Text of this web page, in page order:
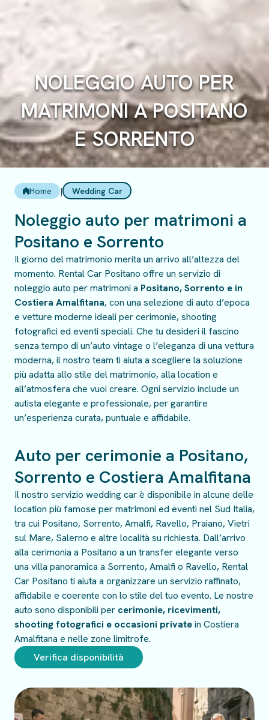
NOLEGGIO AUTO PER
MATRIMONI A POSITANO
E SORRENTO
Home | Wedding Car
Noleggio auto per matrimoni a
Positano e Sorrento
Il giorno del matrimonio merita un arrivo all’altezza del
momento. Rental Car Positano offre un servizio di
noleggio auto per matrimoni a Positano, Sorrento e in
Costiera Amalfitana, con una selezione di auto d’epoca
e vetture moderne ideali per cerimonie, shooting
fotografici ed eventi speciali. Che tu desideri il fascino
senza tempo di un’auto vintage o l’eleganza di una vettura
moderna, il nostro team ti aiuta a scegliere la soluzione
più adatta allo stile del matrimonio, alla location e
all’atmosfera che vuoi creare. Ogni servizio include un
autista elegante e professionale, per garantire
un’esperienza curata, puntuale e affidabile.
Auto per cerimonie a Positano,
Sorrento e Costiera Amalfitana
Il nostro servizio wedding car è disponibile in alcune delle
location più famose per matrimoni ed eventi nel Sud Italia,
tra cui Positano, Sorrento, Amalfi, Ravello, Praiano, Vietri
sul Mare, Salerno e altre località su richiesta. Dall’arrivo
alla cerimonia a Positano a un transfer elegante verso
una villa panoramica a Sorrento, Amalfi o Ravello, Rental
Car Positano ti aiuta a organizzare un servizio raffinato,
affidabile e coerente con lo stile del tuo evento. Le nostre
auto sono disponibili per cerimonie, ricevimenti,
shooting fotografici e occasioni privatein Costiera
Amalfitana e nelle zone limitrofe.
Verifica disponibilità